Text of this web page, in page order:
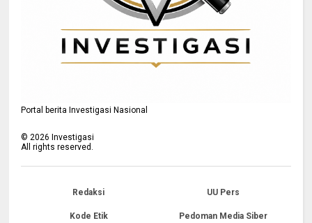
Portal berita Investigasi Nasional
©2026 Investigasi
All rights reserved.
Redaksi UU Pers
Kode Etik Pedoman Media Siber